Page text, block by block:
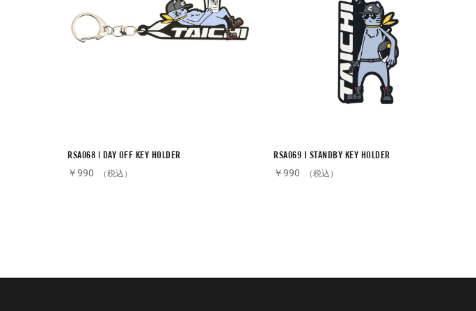
RSA068 | DAY OFF KEY HOLDER
￥990 （税込）
RSA069 I STANDBY KEY HOLDER
￥990 （税込）